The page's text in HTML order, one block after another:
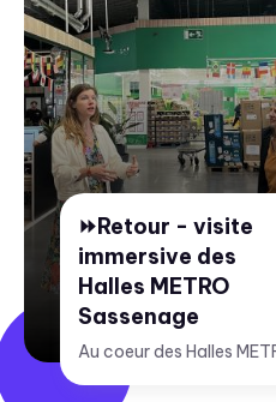
⏩Retour - visite
immersive des
Halles METRO
Sassenage
Au coeur des Halles